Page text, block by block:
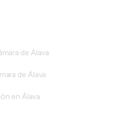
de Álava
de Álava
en Álava